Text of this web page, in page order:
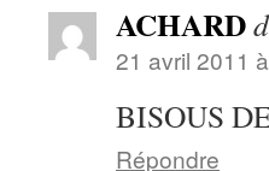
ACHARD
21 avril 2011
BISOUS
Répondre